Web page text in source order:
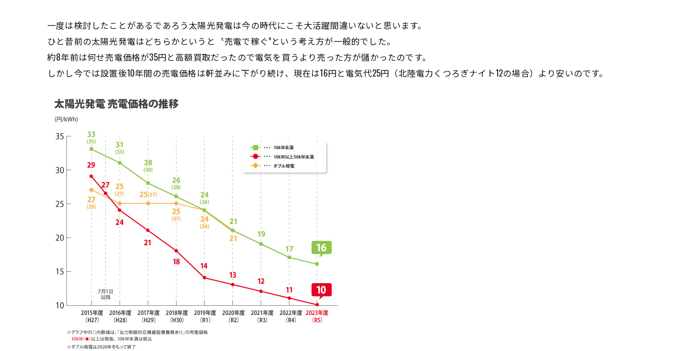
一度は検討したことがあるであろう太陽光発電は今の時代にこそ大活躍間違いないと思います。
ひと昔前の太陽光発電はどちらかというと〝売電で稼ぐ”という考え方が一般的でした。
約8年前は何せ売電価格が35円と高額買取だったので電気を買うより売った方が儲かったのです。
しかし今では設置後10年間の売電価格は軒並みに下がり続け、現在は16円と電気代25円（北陸電力くつろぎナイト12の場合）より安いのです。